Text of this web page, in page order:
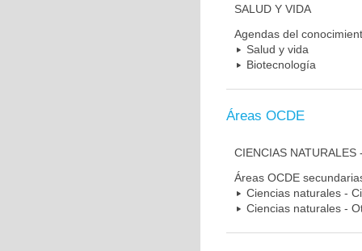
SALUD Y VIDA
Agendas del
Salud y vida
Biotecnología
Áreas OCDE
CIENCIAS
Áreas OCDE
Ciencias naturales -
Ciencias naturales -